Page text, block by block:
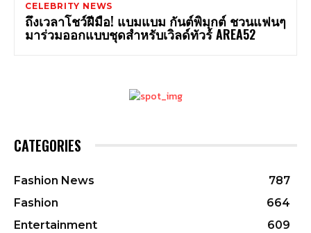
CELEBRITY NEWS
ถึงเวลาโชว์ฝีมือ! แบมแบม กันต์พิมุกต์ ชวนแฟนๆ
มาร่วมออกแบบชุดสำหรับเวิลด์ทัวร์ AREA52
CATEGORIES
Fashion News
787
Fashion
664
Entertainment
609